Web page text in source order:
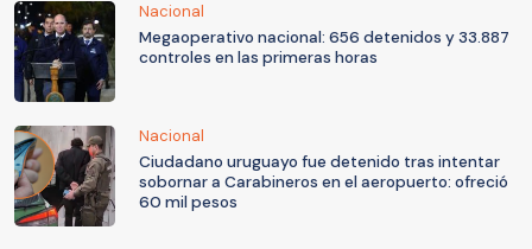
Nacional
Megaoperativo nacional: 656 detenidos y 33.887
controles en las primeras horas
Nacional
Ciudadano uruguayo fue detenido tras intentar
sobornar a Carabineros en el aeropuerto: ofreció
60 mil pesos